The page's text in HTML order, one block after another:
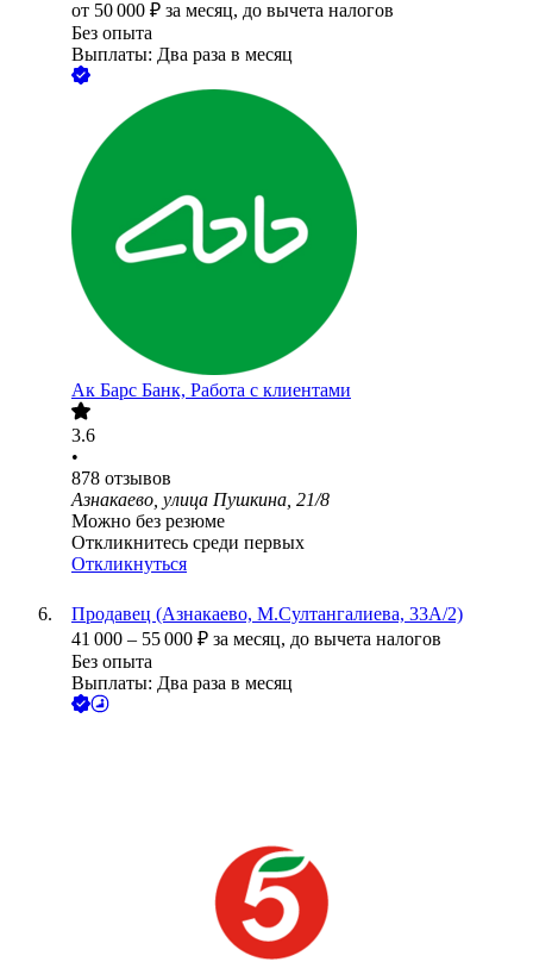
от 50 000 ₽ за месяц, до вычета налогов
Без опыта
Выплаты: Два раза в месяц
Ак Барс Банк, Работа с клиентами
3.6
•
878 отзывов
Азнакаево, улица Пушкина, 21/8
Можно без резюме
Откликнитесь среди первых
Откликнуться
Продавец (Азнакаево, М.Султангалиева, 33А/2)
41 000 – 55 000 ₽ за месяц, до вычета налогов
Без опыта
Выплаты: Два раза в месяц